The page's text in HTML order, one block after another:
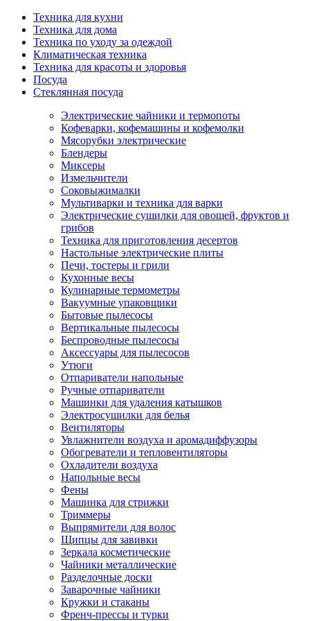
Техника для кухни
Техника для дома
Техника по уходу за одеждой
Климатическая техника
Техника для красоты и здоровья
Посуда
Стеклянная посуда
Электрические чайники и термопоты
Кофеварки, кофемашины и кофемолки
Мясорубки электрические
Блендеры
Миксеры
Измельчители
Соковыжималки
Мультиварки и техника для варки
Электрические сушилки для овощей, фруктов и
грибов
Техника для приготовления десертов
Настольные электрические плиты
Печи, тостеры и грили
Кухонные весы
Кулинарные термометры
Вакуумные упаковщики
Бытовые пылесосы
Вертикальные пылесосы
Беспроводные пылесосы
Аксессуары для пылесосов
Утюги
Отпариватели напольные
Ручные отпариватели
Машинки для удаления катышков
Электросушилки для белья
Вентиляторы
Увлажнители воздуха и аромадиффузоры
Обогреватели и тепловентиляторы
Охладители воздуха
Напольные весы
Фены
Машинка для стрижки
Триммеры
Выпрямители для волос
Щипцы для завивки
Зеркала косметические
Чайники металлические
Разделочные доски
Заварочные чайники
Кружки и стаканы
Френч-прессы и турки